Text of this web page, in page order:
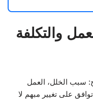
والتكلفة
سبب الخلل، العمل
على تغيير مبهم لا